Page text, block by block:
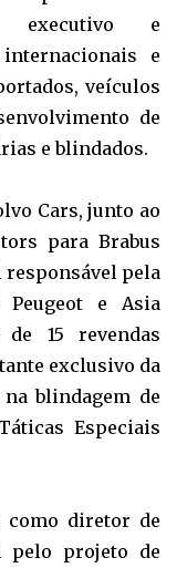
executivo e
e
veículos
de
e blindados.
Cars, junto ao
para Brabus
responsável pela
e Asia
15 revendas
exclusivo da
blindagem de
Especiais
como diretor de
pelo projeto de